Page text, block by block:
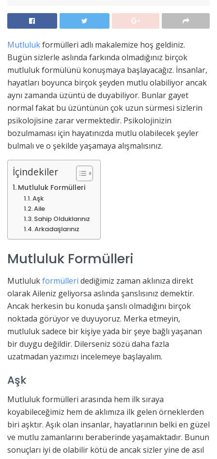
Mutlulukformülleri adlı makalemize hoş geldiniz.
Bugün sizlerle aslında farkında olmadığınız birçok
mutluluk formülünü konuşmaya başlayacağız. İnsanlar,
hayatları boyunca birçok şeyden mutlu olabiliyor ancak
aynı zamanda üzüntü de duyabiliyor. Bunlar gayet
normal fakat bu üzüntünün çok uzun sürmesi sizlerin
psikolojisine zarar vermektedir. Psikolojinizin
bozulmaması için hayatınızda mutlu olabilecek şeyler
bulmalı ve o şekilde yaşamaya alışmalısınız.
İçindekiler
Mutluluk Formülleri
Aşk
Aile
Sahip Olduklarınız
Arkadaşlarınız
Mutluluk Formülleri
Mutlulukformülleri dediğimiz zaman aklınıza direkt
olarak Aileniz geliyorsa aslında şanslısınız demektir.
Ancak herkesin bu konuda şanslı olmadığını birçok
noktada görüyor ve duyuyoruz. Merka etmeyin,
mutluluk sadece bir kişiye yada bir şeye bağlı yaşanan
bir duygu değildir. Dilerseniz sözü daha fazla
uzatmadan yazımızı incelemeye başlayalım.
Aşk
Mutluluk formülleri arasında hem ilk sıraya
koyabileceğimiz hem de aklımıza ilk gelen örneklerden
biri aşktır. Aşık olan insanlar, hayatlarının belki en güzel
ve mutlu zamanlarını beraberinde yaşamaktadır. Bunun
sonuçları iyi de olabilir kötü de ancak sizler yine de asıl